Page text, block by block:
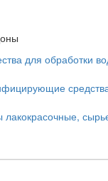
для обработки
лакокрасочные,